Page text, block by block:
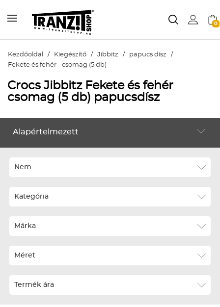
0
Kezdőoldal / Kiegészítő / Jibbitz / papucs dísz /
Fekete és fehér - csomag (5 db)
Crocs Jibbitz Fekete és fehér
csomag (5 db) papucsdísz
KIEGÉSZÍTŐ
Alapértelmezett
Alapértelmezett
Legújabbak
Ár szerint növekvő
Téli termékek előre ár szerint növekvő
Nem
Kategória
Márka
Méret
Termék ára